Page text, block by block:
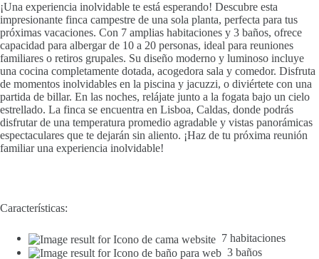
¡Una experiencia inolvidable te está esperando! Descubre esta
impresionante finca campestre de una sola planta, perfecta para tus
próximas vacaciones. Con 7 amplias habitaciones y 3 baños, ofrece
capacidad para albergar de 10 a 20 personas, ideal para reuniones
familiares o retiros grupales. Su diseño moderno y luminoso incluye
una cocina completamente dotada, acogedora sala y comedor. Disfruta
de momentos inolvidables en la piscina y jacuzzi, o diviértete con una
partida de billar. En las noches, relájate junto a la fogata bajo un cielo
estrellado. La finca se encuentra en Lisboa, Caldas, donde podrás
disfrutar de una temperatura promedio agradable y vistas panorámicas
espectaculares que te dejarán sin aliento. ¡Haz de tu próxima reunión
familiar una experiencia inolvidable!
Características:
7 habitaciones
3 baños